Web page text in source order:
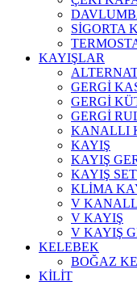
SİGORTA
KAYIŞLAR
GERGİ
GERGİ
GERGİ
KANALLI
KAYIŞ
KAYIŞ
KAYIŞ
KLİMA
V
V KAYIŞ
V KAYIŞ
KELEBEK
BOĞAZ
KİLİT